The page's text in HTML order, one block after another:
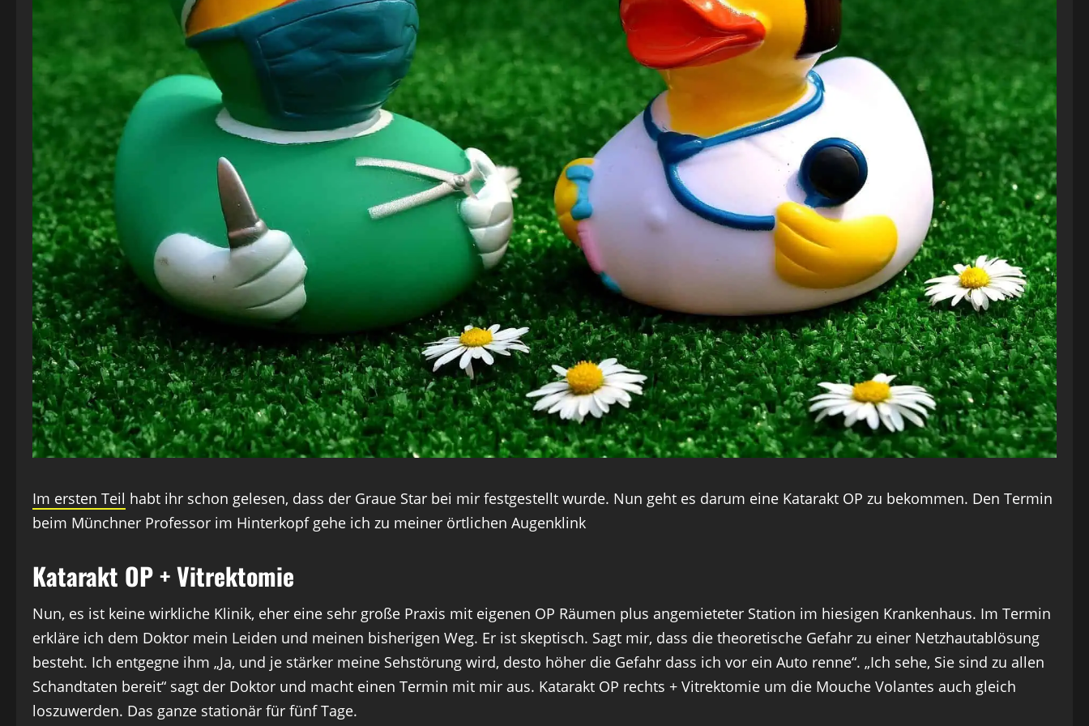
Im ersten Teil habt ihr schon gelesen, dass der Graue Star bei mir festgestellt wurde. Nun geht es darum eine Katarakt OP zu bekommen. Den Termin
beim Münchner Professor im Hinterkopf gehe ich zu meiner örtlichen Augenklink
Katarakt OP + Vitrektomie
Nun, es ist keine wirkliche Klinik, eher eine sehr große Praxis mit eigenen OP Räumen plus angemieteter Station im hiesigen Krankenhaus. Im Termin
erkläre ich dem Doktor mein Leiden und meinen bisherigen Weg. Er ist skeptisch. Sagt mir, dass die theoretische Gefahr zu einer Netzhautablösung
besteht. Ich entgegne ihm „Ja, und je stärker meine Sehstörung wird, desto höher die Gefahr dass ich vor ein Auto renne“. „Ich sehe, Sie sind zu allen
Schandtaten bereit“ sagt der Doktor und macht einen Termin mit mir aus. Katarakt OP rechts + Vitrektomie um die Mouche Volantes auch gleich
loszuwerden. Das ganze stationär für fünf Tage.